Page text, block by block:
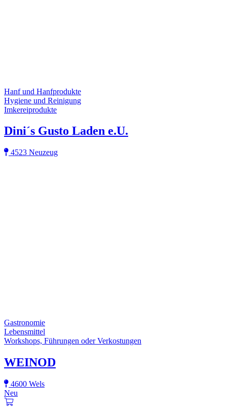
Hanf und Hanfprodukte
Hygiene und Reinigung
Imkereiprodukte
Dini´s Gusto Laden e.U.
4523 Neuzeug
Gastronomie
Lebensmittel
Workshops, Führungen oder Verkostungen
WEINOD
4600 Wels
Neu